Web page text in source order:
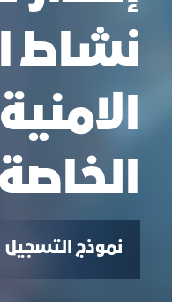
نشاط
الخاصة
نموذج التسجيل